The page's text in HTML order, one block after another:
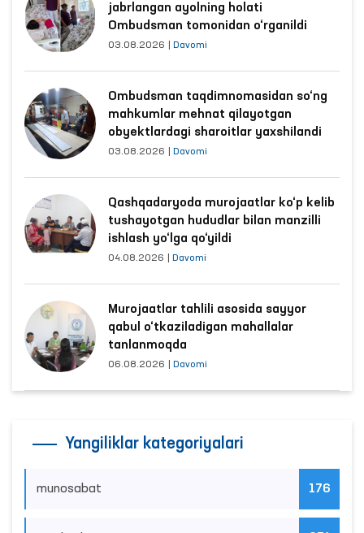
jabrlangan ayolning holati
Ombudsman tomonidan o‘rganildi
03.08.2026 Davomi
Ombudsman taqdimnomasidan so‘ng
mahkumlar mehnat qilayotgan
obyektlardagi sharoitlar yaxshilandi
03.08.2026 Davomi
Qashqadaryoda murojaatlar ko‘p kelib
tushayotgan hududlar bilan manzilli
ishlash yo‘lga qo‘yildi
04.08.2026 Davomi
Murojaatlar tahlili asosida sayyor
qabul o‘tkaziladigan mahallalar
tanlanmoqda
06.08.2026 Davomi
Yangiliklar kategoriyalari
munosabat 176